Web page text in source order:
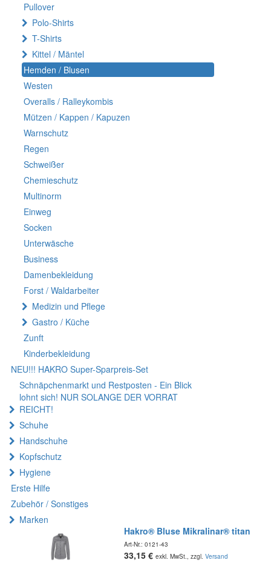
Pullover
Polo-Shirts
T-Shirts
Kittel / Mäntel
Hemden / Blusen
Westen
Overalls / Ralleykombis
Mützen / Kappen / Kapuzen
Warnschutz
Regen
Schweißer
Chemieschutz
Multinorm
Einweg
Socken
Unterwäsche
Business
Damenbekleidung
Forst / Waldarbeiter
Medizin und Pflege
Gastro / Küche
Zunft
Kinderbekleidung
NEU!!! HAKRO Super-Sparpreis-Set
Schnäpchenmarkt und Restposten - Ein Blick
lohnt sich! NUR SOLANGE DER VORRAT
REICHT!
Schuhe
Handschuhe
Kopfschutz
Hygiene
Erste Hilfe
Zubehör / Sonstiges
Marken
Hakro® Bluse Mikralinar® titan
Art-Nr.: 0121-43
33,15 € exkl. MwSt., zzgl. Versand